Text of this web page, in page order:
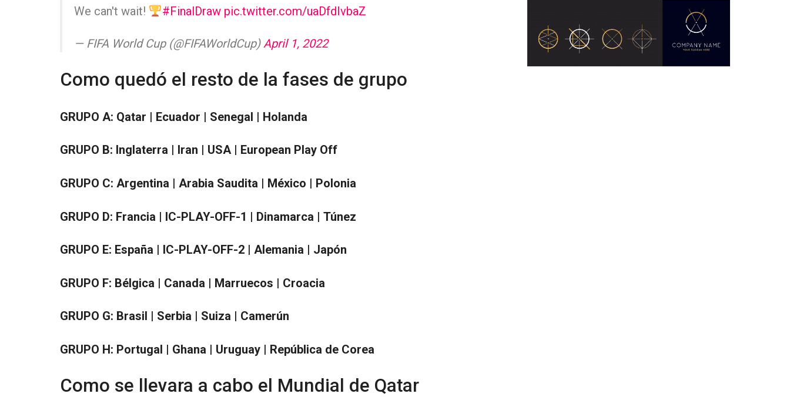
We can't wait! #FinalDraw pic.twitter.com/uaDfdIvbaZ
— FIFA World Cup (@FIFAWorldCup)April 1, 2022
Como quedó el resto de la fases de grupo
GRUPO A: Qatar | Ecuador | Senegal | Holanda
GRUPO B: Inglaterra | Iran | USA | European Play Off
GRUPO C: Argentina | Arabia Saudita | México | Polonia
GRUPO D: Francia | IC-PLAY-OFF-1 | Dinamarca | Túnez
GRUPO E: España | IC-PLAY-OFF-2 | Alemania | Japón
GRUPO F: Bélgica | Canada | Marruecos | Croacia
GRUPO G: Brasil | Serbia | Suiza | Camerún
GRUPO H: Portugal | Ghana | Uruguay | República de Corea
Como se llevara a cabo el Mundial de Qatar